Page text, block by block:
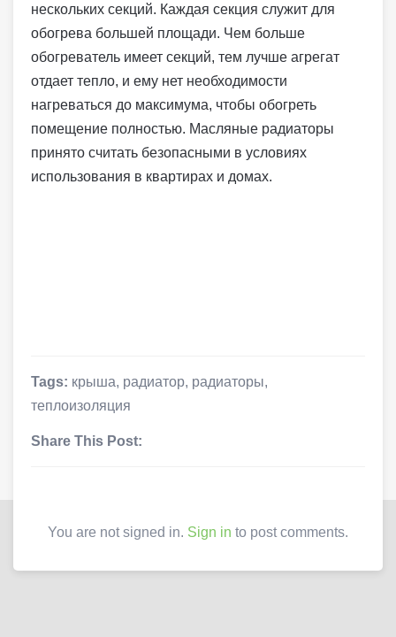
нескольких секций. Каждая секция служит для
обогрева большей площади. Чем больше
обогреватель имеет секций, тем лучше агрегат
отдает тепло, и ему нет необходимости
нагреваться до максимума, чтобы обогреть
помещение полностью. Масляные радиаторы
принято считать безопасными в условиях
использования в квартирах и домах.
Tags: крыша, радиатор, радиаторы,
теплоизоляция
Share This Post:
You are not signed in. Sign in to post comments.